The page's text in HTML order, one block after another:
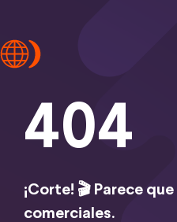
404
¡Corte! 🎬 Parece
comerciales.